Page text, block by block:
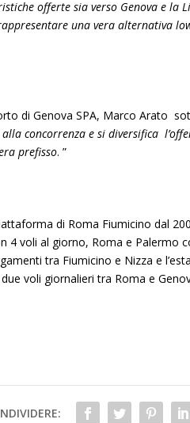
offerte sia verso Genova e la
una vera alternativa
di Genova SPA, Marco Arato
concorrenza e si diversifica
prefisso. ”
di Roma Fiumicino dal
4 voli al giorno, Roma e Palermo
tra Fiumicino e Nizza e
voli giornalieri tra Roma e